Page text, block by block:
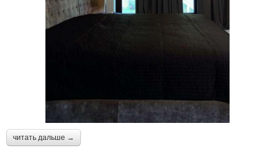
читать дальше →